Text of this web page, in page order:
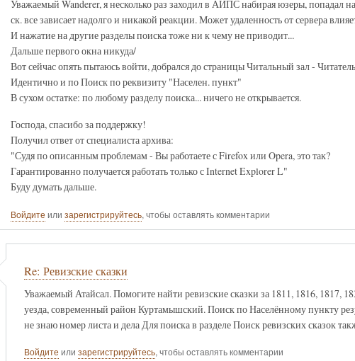
Уважаемый Wanderer, я несколько раз заходил в АИПС набирая юзеры, попадал
ск. все зависает надолго и никакой реакции. Может удаленность от сервера
И нажатие на другие разделы поиска тоже ни к чему не приводит...
Дальше первого окна никуда/
Вот сейчас опять пытаюсь войти, добрался до страницы Читальный зал -
Идентично и по Поиск по реквизиту "Населен. пункт"
В сухом остатке: по любому разделу поиска... ничего не открывается.
Господа, спасибо за поддержку!
Получил ответ от специалиста архива:
"Судя по описанным проблемам - Вы работаете с Firefox или Opera, это так?
Гарантированно получается работать только с Internet Explorer L"
Буду думать дальше.
Войдите или зарегистрируйтесь, чтобы оставлять комментарии
Re: Ревизские сказки
Уважаемый Атайсал. Помогите найти ревизские сказки за 1811, 1816, 1817,
уезда, современный район Куртамышский. Поиск по Населённому пункту
не знаю номер листа и дела Для поиска в разделе Поиск ревизских сказок
Войдите или зарегистрируйтесь, чтобы оставлять комментарии